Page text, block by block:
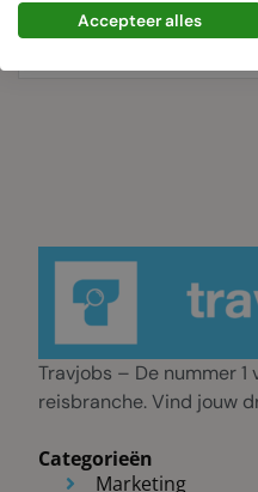
0 Vacatures
Travjobs – De nummer
reisbranche. Vind jouw
Categorieën
Marketing
Accepteer alles